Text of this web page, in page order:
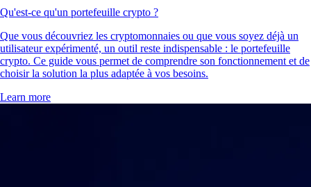
Qu'est-ce qu'un portefeuille crypto ?
Que vous découvriez les cryptomonnaies ou que vous soyez déjà un
utilisateur expérimenté, un outil reste indispensable : le portefeuille
crypto. Ce guide vous permet de comprendre son fonctionnement et de
choisir la solution la plus adaptée à vos besoins.
Learn more